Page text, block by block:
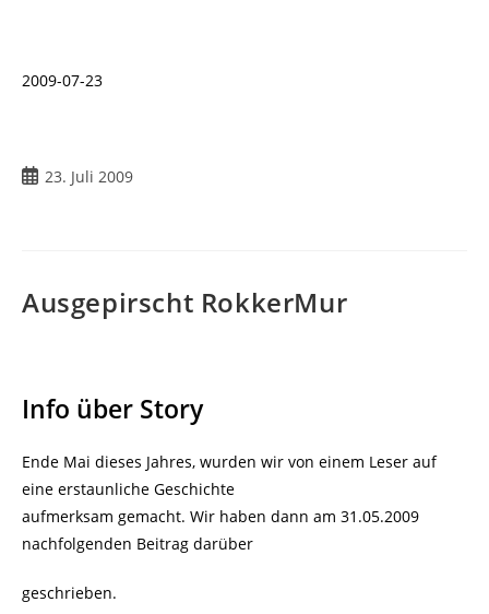
2009-07-23
Beitrag
23. Juli 2009
Ausgepirscht RokkerMur
Info über Story
Ende Mai dieses Jahres, wurden wir von einem Leser auf
eine erstaunliche Geschichte
aufmerksam gemacht. Wir haben dann am 31.05.2009
nachfolgenden Beitrag darüber
geschrieben.